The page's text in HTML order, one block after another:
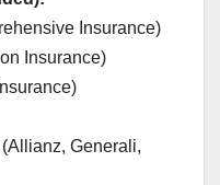
Insurance)
Insurance)
Generali,